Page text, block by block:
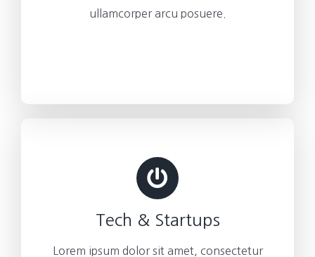
ullamcorper arcu posuere.
Tech & Startups
Lorem ipsum dolor sit amet, consectetur